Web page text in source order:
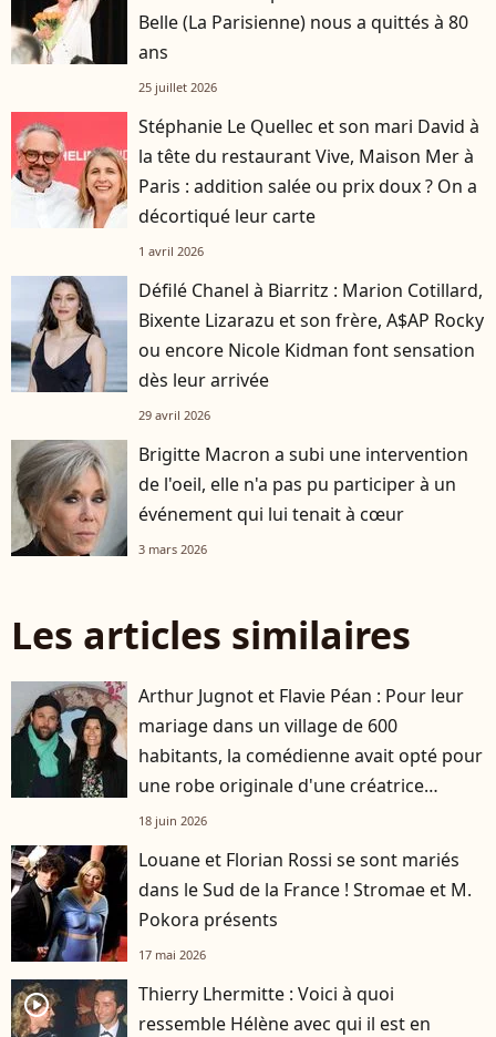
Belle (La Parisienne) nous a quittés à 80
ans
25 juillet 2026
Stéphanie Le Quellec et son mari David à
la tête du restaurant Vive, Maison Mer à
Paris : addition salée ou prix doux ? On a
décortiqué leur carte
1 avril 2026
Défilé Chanel à Biarritz : Marion Cotillard,
Bixente Lizarazu et son frère, A$AP Rocky
ou encore Nicole Kidman font sensation
dès leur arrivée
29 avril 2026
Brigitte Macron a subi une intervention
de l'oeil, elle n'a pas pu participer à un
événement qui lui tenait à cœur
3 mars 2026
Les articles similaires
Arthur Jugnot et Flavie Péan : Pour leur
mariage dans un village de 600
habitants, la comédienne avait opté pour
une robe originale d'une créatrice
française
18 juin 2026
Louane et Florian Rossi se sont mariés
dans le Sud de la France ! Stromae et M.
Pokora présents
17 mai 2026
player2
Thierry Lhermitte : Voici à quoi
ressemble Hélène avec qui il est en